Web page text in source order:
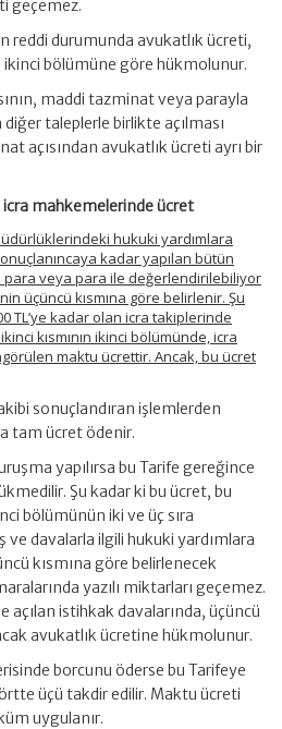
geçemez.
reddi durumunda avukatlık ücreti,
ikinci bölümüne göre hükmolunur.
maddi tazminat veya parayla
taleplerle birlikte açılması
açısından avukatlık ücreti ayrı bir
icra mahkemelerinde ücret
hukuki yardımlara
kadar yapılan bütün
para veya para ile değerlendirilebiliyor
üçüncü kısmına göre belirlenir. Şu
TL’ye kadar olan icra takiplerinde
kısmının ikinci bölümünde, icra
maktu ücrettir. Ancak, bu ücret
sonuçlandıran işlemlerden
tam ücret ödenir.
yapılırsa bu Tarife gereğince
Şu kadar ki bu ücret, bu
bölümünün iki ve üç sıra
ve davalarla ilgili hukuki yardımlara
kısmına göre belirlenecek
yazılı miktarları geçemez.
istihkak davalarında, üçüncü
avukatlık ücretine hükmolunur.
borcunu öderse bu Tarifeye
üçü takdir edilir. Maktu ücreti
uygulanır.